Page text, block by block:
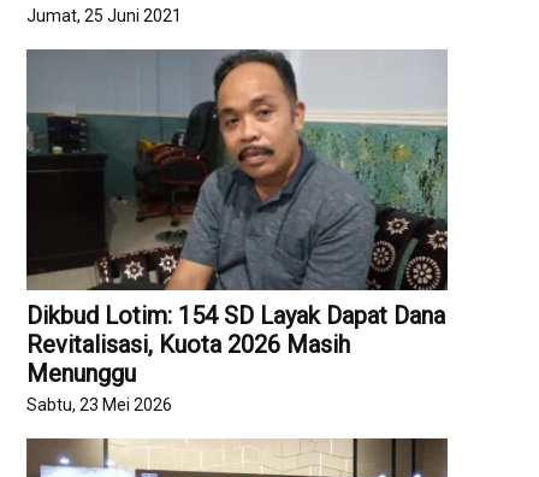
Jumat, 25 Juni 2021
Dikbud Lotim: 154 SD Layak Dapat Dana
Revitalisasi, Kuota 2026 Masih
Menunggu
Sabtu, 23 Mei 2026